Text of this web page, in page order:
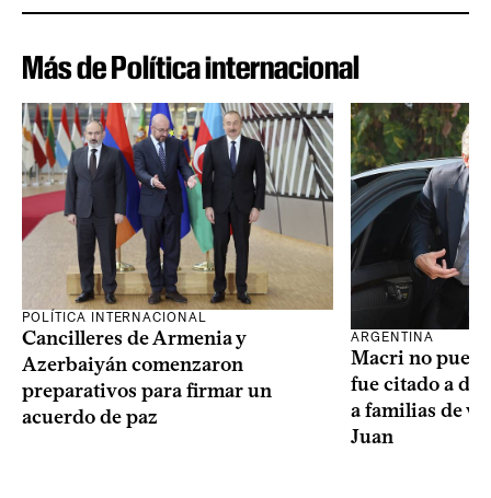
Más de Política internacional
POLÍTICA INTERNACIONAL
Cancilleres de Armenia y
Azerbaiyán comenzaron
preparativos para firmar un
acuerdo de paz
ARGENTINA
Macri no
fue citado a
a familias de
Juan